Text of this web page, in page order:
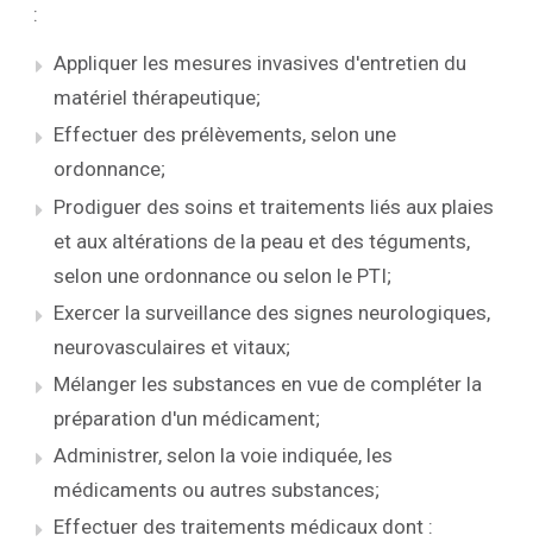
:
Appliquer les mesures invasives d'entretien du
matériel thérapeutique;
Effectuer des prélèvements, selon une
ordonnance;
Prodiguer des soins et traitements liés aux plaies
et aux altérations de la peau et des téguments,
selon une ordonnance ou selon le PTI;
Exercer la surveillance des signes neurologiques,
neurovasculaires et vitaux;
Mélanger les substances en vue de compléter la
préparation d'un médicament;
Administrer, selon la voie indiquée, les
médicaments ou autres substances;
Effectuer des traitements médicaux dont :